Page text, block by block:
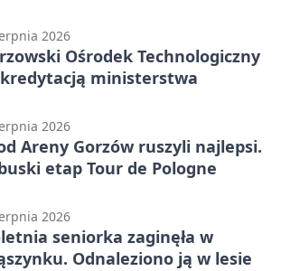
2026
Ośrodek Technologiczny
ministerstwa
2026
Areny Gorzów ruszyli najlepsi.
etap Tour de Pologne
2026
seniorka zaginęła w
Odnaleziono ją w lesie